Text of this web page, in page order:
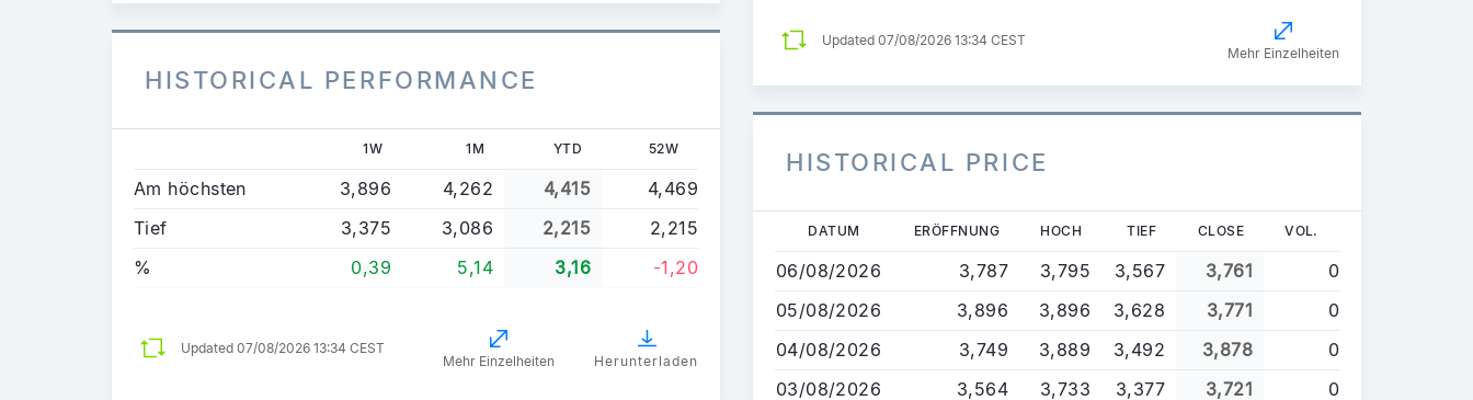
HISTORICAL PERFORMANCE
1W 1M YTD 52W
Am höchsten 3,896 4,262 4,415
4,469
Tief
3,375 3,086 2,215
2,215
%
0,39 5,14 3,16 -1,20
Updated 07/08/2026 13:34 CEST
Mehr Einzelheiten
Herunterladen
Updated 07/08/2026 13:34 CEST
Mehr Einzelheiten
HISTORICAL PRICE
Direkt
Inhalt
DATUM ERÖFFNUNG HOCH TIEF CLOSE VOL.
06/08/2026 3,787 3,795 3,567 3,761
0
05/08/2026
3,896 3,896 3,628 3,771
0
04/08/2026
3,749 3,889 3,492 3,878
0
03/08/2026
3,564 3,733 3,377 3,721
0